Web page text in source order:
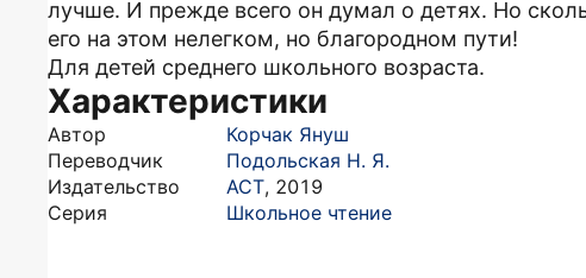
лучше. И прежде всего он думал о детях. Но
его на этом нелегком, но благородном пути!
Для детей среднего школьного возраста.
Характеристики
Автор
Корчак Януш
Переводчик
Подольская Н. Я.
Издательство
АСТ, 2019
Серия
Школьное чтение